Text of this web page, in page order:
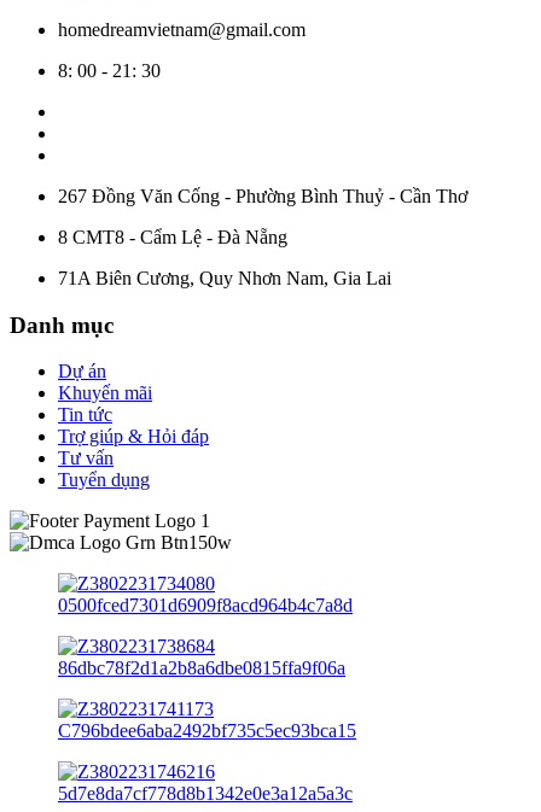
homedreamvietnam@gmail.com
8: 00 - 21: 30
267 Đồng Văn Cống - Phường Bình Thuỷ - Cần Thơ
8 CMT8 - Cẩm Lệ - Đà Nẵng
71A Biên Cương, Quy Nhơn Nam, Gia Lai
Danh mục
Dự án
Khuyến mãi
Tin tức
Trợ giúp & Hỏi đáp
Tư vấn
Tuyển dụng